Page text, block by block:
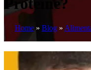
Proteine?
Home » Blog »